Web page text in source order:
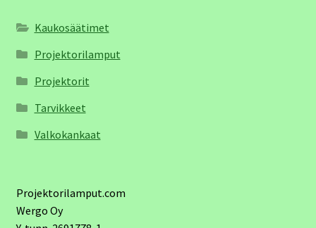
Kaukosäätimet
Projektorilamput
Projektorit
Tarvikkeet
Valkokankaat
Projektorilamput.com
Wergo Oy